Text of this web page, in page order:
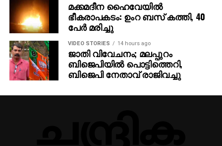
മക്കമദീന ഹൈവേയില്‍
ഭീകരാപകടം: ഉംറ ബസ് കത്തി, 40
പേര്‍ മരിച്ചു
VIDEO STORIES 14 hours ago
ജാതി വിവേചനം; മലപ്പുറം
ബിജെപിയില്‍ പൊട്ടിത്തെറി,
ബിജെപി നേതാവ് രാജിവച്ചു